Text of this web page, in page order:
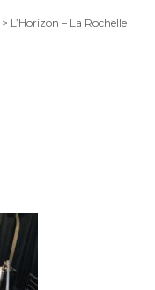
> L’Horizon – La Rochelle